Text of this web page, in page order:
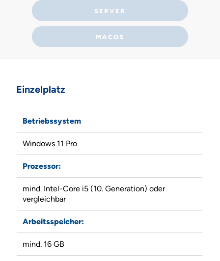
SERVER
MACOS
Einzelplatz
Betriebssystem
Windows 11 Pro
Prozessor:
mind. Intel-Core i5 (10. Generation) oder
vergleichbar
Arbeitsspeicher:
mind. 16 GB